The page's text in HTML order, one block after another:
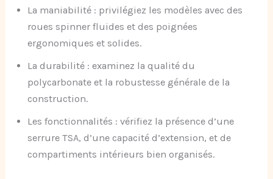
La maniabilité : privilégiez les modèles avec des
roues spinner fluides et des poignées
ergonomiques et solides.
La durabilité : examinez la qualité du
polycarbonate et la robustesse générale de la
construction.
Les fonctionnalités : vérifiez la présence d’une
serrure TSA, d’une capacité d’extension, et de
compartiments intérieurs bien organisés.